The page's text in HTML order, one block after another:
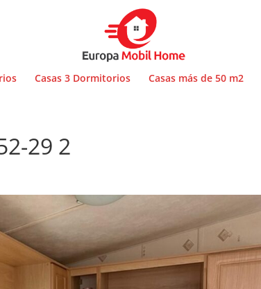
Casas 3 Dormitorios Casas más de 50 m2
29 2